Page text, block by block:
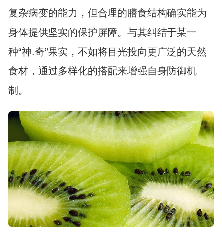
复杂病变的能力，但合理的膳食结构确实能为
身体提供坚实的保护屏障。与其纠结于某一
种“神.奇”果实，不如将目光投向更广泛的天然
食材，通过多样化的搭配来增强自身防御机
制。